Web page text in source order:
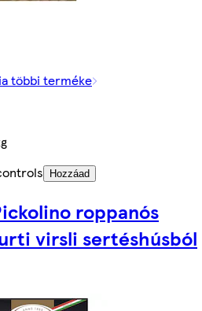
többi terméke
Hozzáad
roppanós
virsli sertéshúsból